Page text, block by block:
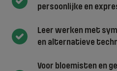
persoonlijke en
Leer werken met
en alternatieve
Voor bloemisten en